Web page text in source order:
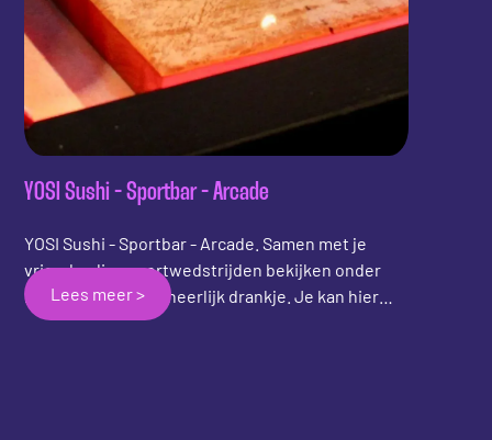
YOSI Sushi - Sportbar - Arcade
YOSI Sushi - Sportbar - Arcade. Samen met je
vrienden live sportwedstrijden bekijken onder
het genot van een heerlijk drankje. Je kan hier
heerlijk eten bij de Sushi & Grill en de dag
Lees meer >